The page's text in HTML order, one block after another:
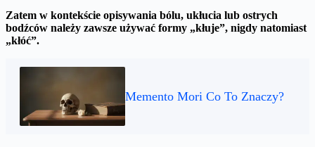
Zatem w kontekście opisywania bólu, ukłucia lub ostrych
bodźców należy zawsze używać formy „kłuje”, nigdy natomiast
„kłóć”.
Memento Mori Co To Znaczy?